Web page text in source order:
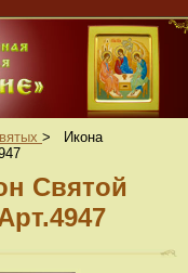
>
Икона
Святой